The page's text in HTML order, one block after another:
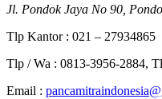
Jl. Pondok Jaya No 90,
Tlp Kantor : 021 – 27934865
Tlp / Wa : 0813-3956-2884,
Email :